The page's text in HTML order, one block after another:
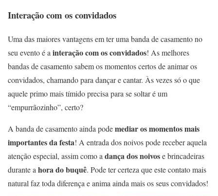
Interação com os convidados
Uma das maiores vantagens em ter uma banda de casamento no
seu evento é a interação com os convidados! As melhores
bandas de casamento sabem os momentos certos de animar os
convidados, chamando para dançar e cantar. Às vezes só o que
aquele primo mais tímido precisa para se soltar é um
“empurrãozinho”, certo?
A banda de casamento ainda podemediar os momentos mais
importantes da festa! A entrada dos noivos pode receber aquela
atenção especial, assim como a dança dos noivose brincadeiras
durante a hora do buquê. Pode ter certeza que este contato mais
natural faz toda diferença e anima ainda mais os seus convidados!